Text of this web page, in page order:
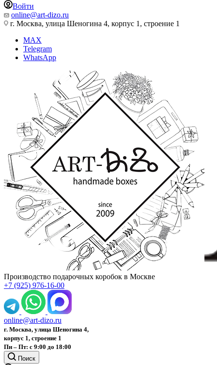
Войти
online@art-dizo.ru
г. Москва, улица Шеногина 4, корпус 1, строение 1
MAX
Telegram
WhatsApp
Производство подарочных коробок в Москве
+7 (925) 976-16-00
online@art-dizo.ru
г. Москва, улица Шеногина 4,
корпус 1, строение 1
Пн – Пт: с 9:00 до 18:00
Поиск